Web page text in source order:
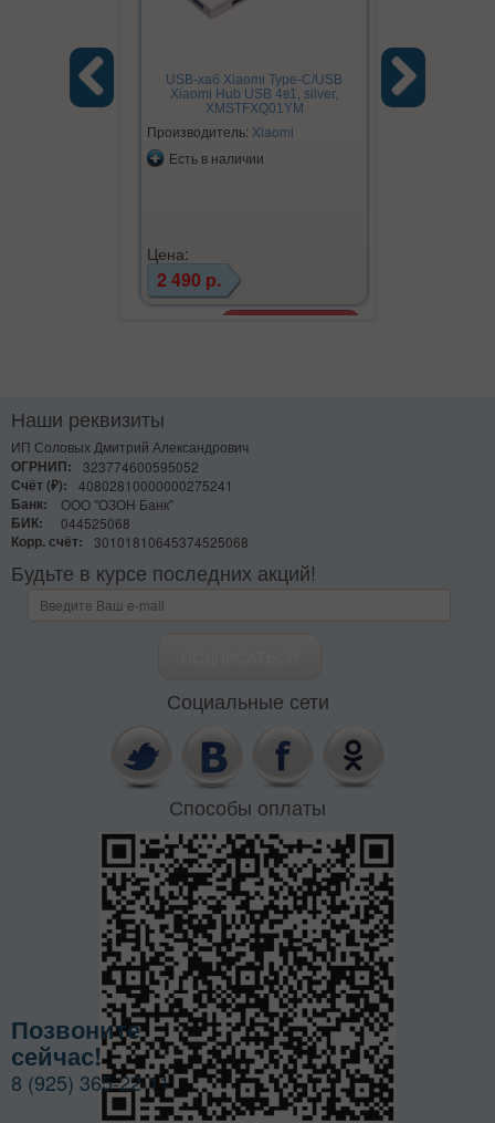
USB-хаб Xiaomi Type-C/USB
Xiaomi Hub USB 4в1, silver,
XMSTFXQ01YM
Производитель: Xiaomi
Есть в наличии
Цена:
2 490 р.
Хаб,
Наши реквизиты
ИП Соловых Дмитрий Александрович
ОГРНИП:
323774600595052
Счёт (₽):
40802810000000275241
Банк:
ООО "ОЗОН Банк"
БИК:
044525068
Корр. счёт:
30101810645374525068
Будьте в курсе последних акций!
Социальные сети
Способы оплаты
Позвоните
сейчас!
8 (925) 365-22-11